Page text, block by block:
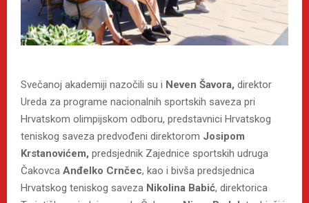
Svečanoj akademiji nazočili su i Neven Šavora, direktor
Ureda za programe nacionalnih sportskih saveza pri
Hrvatskom olimpijskom odboru, predstavnici Hrvatskog
teniskog saveza predvođeni direktorom Josipom
Krstanovićem, predsjednik Zajednice sportskih udruga
Čakovca Anđelko Crnčec, kao i bivša predsjednica
Hrvatskog teniskog saveza Nikolina Babić, direktorica